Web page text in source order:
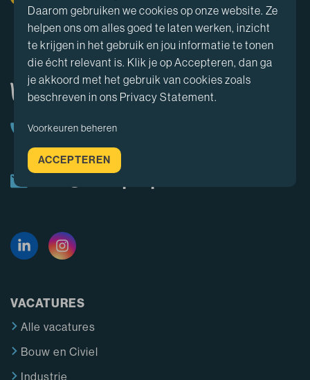
Vragen? Neem contact op
+31(0) 78 2000 249
VACATURES
Alle vacatures
Bouw en Civiel
Industrie
Daarom gebruiken we cookies op onze website. Ze
helpen ons om alles goed te laten werken, inzicht
te krijgen in het gebruik en jou informatie te tonen
die écht relevant is. Klik je op Accepteren, dan ga
je akkoord met het gebruik van cookies zoals
beschreven in ons Privacy Statement.
Voorkeuren beheren
ACCEPTEREN